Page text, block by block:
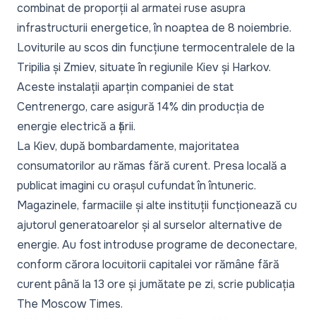
combinat de proporții al armatei ruse asupra
infrastructurii energetice, în noaptea de 8 noiembrie.
Loviturile au scos din funcțiune termocentralele de la
Tripilia și Zmiev, situate în regiunile Kiev și Harkov.
Aceste instalații aparțin companiei de stat
Centrenergo, care asigură 14% din producția de
energie electrică a țării.
La Kiev, după bombardamente, majoritatea
consumatorilor au rămas fără curent. Presa locală a
publicat imagini cu orașul cufundat în întuneric.
Magazinele, farmaciile și alte instituții funcționează cu
ajutorul generatoarelor și al surselor alternative de
energie. Au fost introduse programe de deconectare,
conform cărora locuitorii capitalei vor rămâne fără
curent până la 13 ore și jumătate pe zi, scrie publicația
The Moscow Times.